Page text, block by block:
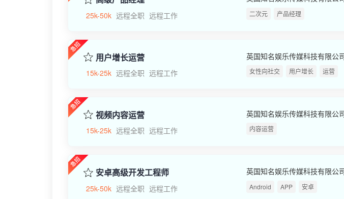
25k-50k 远程全职 远程工作 二次元 产品经理
用户增长运营
15k-25k 远程全职 远程工作
英国知名娱乐传媒科技有限公
女性向社交 用户增长 运营
视频内容运营
15k-25k 远程全职 远程工作
英国知名娱乐传媒科技有限公
内容运营
安卓高级开发工程师
25k-50k 远程全职 远程工作
英国知名娱乐传媒科技有限公
Android APP 安卓